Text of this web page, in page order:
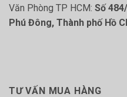
Văn Phòng TP HCM: Số
Phú Đông, Thành phố Hồ
TƯ VẤN MUA HÀNG